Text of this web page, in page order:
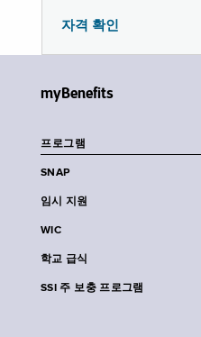
자격 확인
myBenefits
프로그램
SNAP
임시 지원
WIC
학교 급식
SSI 주 보충 프로그램